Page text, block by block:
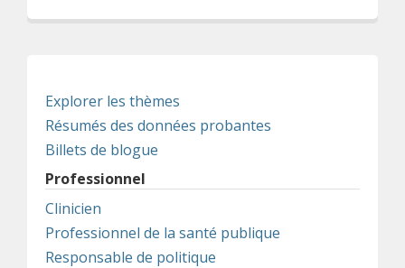
Explorer les thèmes
Résumés des données probantes
Billets de blogue
Professionnel
Clinicien
Professionnel de la santé publique
Responsable de politique